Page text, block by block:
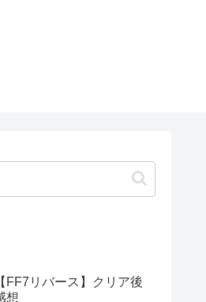
【FF7リバース】クリア後
想